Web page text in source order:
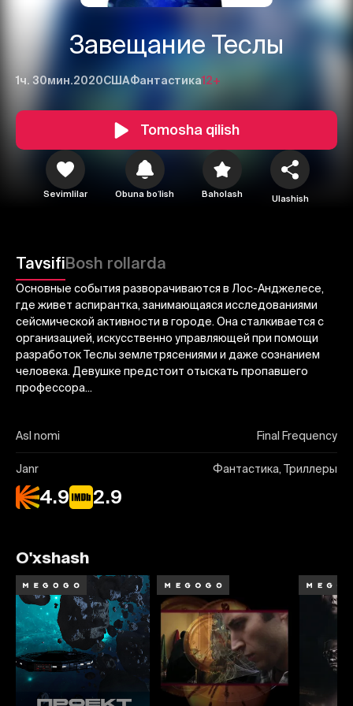
Завещание Теслы
1ч. 30мин.2020СШАФантастика12+
Tomosha qilish
Sevimlilar Obuna boʻlish Baholash Ulashish
TavsifiBosh rollarda
Основные события разворачиваются в Лос-Анджелесе,
где живет аспирантка, занимающаяся исследованиями
сейсмической активности в городе. Она сталкивается с
организацией, искусственно управляющей при помощи
разработок Теслы землетрясениями и даже сознанием
человека. Девушке предстоит отыскать пропавшего
профессора...
Asl nomi Final Frequency
Janr Фантастика, Триллеры
4.9 2.9
3
Yuborish
O'xshash